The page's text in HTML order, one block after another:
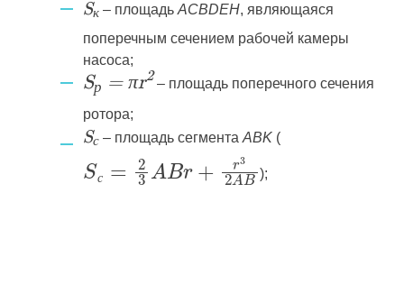
S
к
– площадьACBDEH, являющаяся
поперечным сечением рабочей камеры
насоса;
S
р
= πr
2
– площадь поперечного сечения
ротора;
S
с
– площадь сегментаABK (
);